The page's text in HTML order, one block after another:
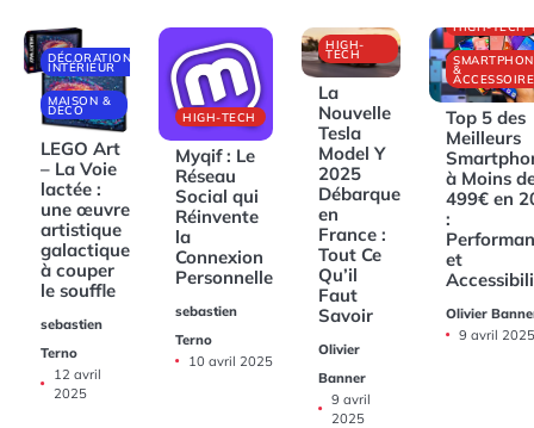
DÉCORATIONS
INTÉRIEUR
MAISON &
DECO
LEGO Art
– La Voie
lactée :
une œuvre
artistique
galactique
à couper
le souffle
sebastien
Terno
12 avril
2025
HIGH-TECH
Myqif : Le
Réseau
Social qui
Réinvente
la
Connexion
Personnelle
sebastien
Terno
10 avril 2025
HIGH-
TECH
La
Nouvelle
Tesla
Model Y
2025
Débarque
en
France :
Tout Ce
Qu’il
Faut
Savoir
Olivier
Banner
9 avril
2025
HIGH-TECH
&
Top 5 des
Meilleurs
à Moins
499€ en
:
et
Olivier
9 avril 2025